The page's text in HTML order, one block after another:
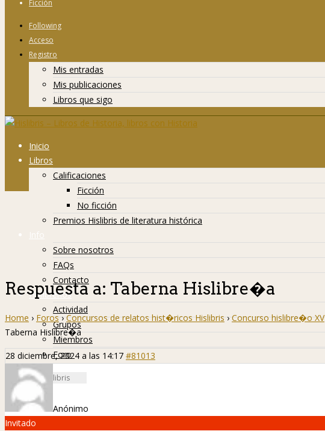
Ficción
Following
Acceso
Registro
Mis entradas
Mis publicaciones
Libros que sigo
Inicio
Libros
Calificaciones
Ficción
No ficción
Premios Hislibris de literatura histórica
Info
Sobre nosotros
FAQs
Contacto
Hislibreños
Actividad
Grupos
Miembros
Foro
Respuesta a: Taberna Hislibre�a
Home › Foros › Concursos de relatos hist�ricos Hislibris › Concurso hislibre�o XV
Taberna Hislibre�a
28 diciembre, 2024 a las 14:17 #81013
Anónimo
Invitado